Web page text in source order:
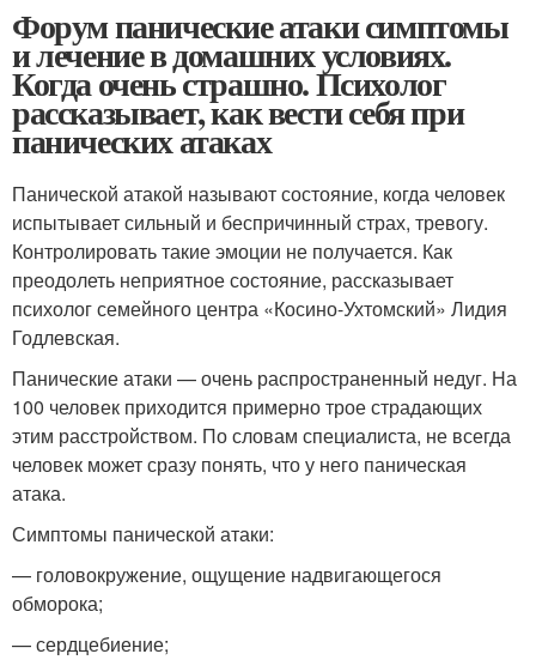
Форум панические атаки симптомы
и лечение в домашних условиях.
Когда очень страшно. Психолог
рассказывает, как вести себя при
панических атаках
Панической атакой называют состояние, когда человек
испытывает сильный и беспричинный страх, тревогу.
Контролировать такие эмоции не получается. Как
преодолеть неприятное состояние, рассказывает
психолог семейного центра «Косино-Ухтомский» Лидия
Годлевская.
Панические атаки — очень распространенный недуг. На
100 человек приходится примерно трое страдающих
этим расстройством. По словам специалиста, не всегда
человек может сразу понять, что у него паническая
атака.
Симптомы панической атаки:
— головокружение, ощущение надвигающегося
обморока;
— сердцебиение;